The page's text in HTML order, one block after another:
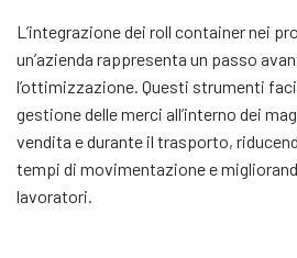
L’integrazione dei roll container nei
un’azienda rappresenta un passo
l’ottimizzazione. Questi strumenti
gestione delle merci all’interno dei
vendita e durante il trasporto,
tempi di movimentazione e
lavoratori.